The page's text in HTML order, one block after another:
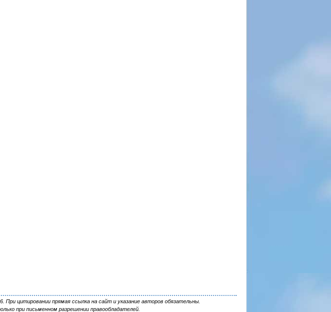
цитировании прямая ссылка на сайт и указание авторов обязательны.
при письменном разрешении правообладателей.